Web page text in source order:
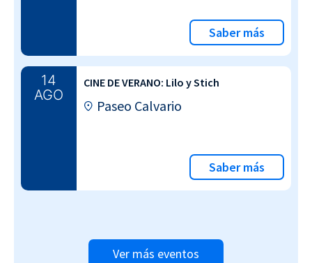
Saber más
14
AGO
CINE DE VERANO: Lilo y Stich
Paseo Calvario
Saber más
Ver más eventos